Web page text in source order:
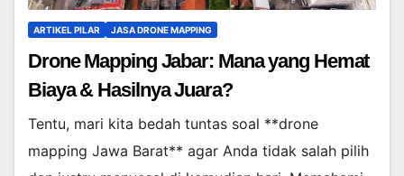
ARTIKEL PILAR JASA DRONE MAPPING
Drone Mapping Jabar: Mana yang Hemat
Biaya & Hasilnya Juara?
Tentu, mari kita bedah tuntas soal **drone
mapping Jawa Barat** agar Anda tidak salah pilih